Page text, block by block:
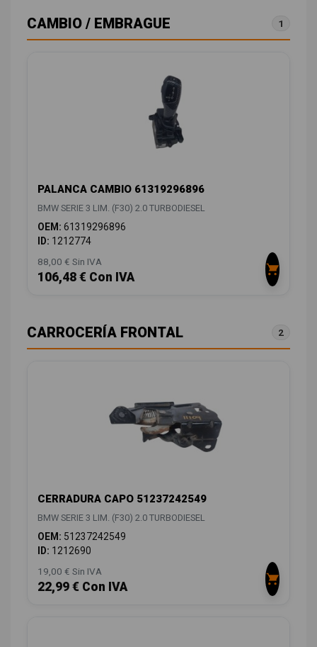
CAMBIO / EMBRAGUE 1
PALANCA CAMBIO 61319296896
BMW SERIE 3 LIM. (F30) 2.0 TURBODIESEL
OEM: 61319296896
ID: 1212774
88,00 € Sin IVA
106,48 € Con IVA
CARROCERÍA FRONTAL 2
CERRADURA CAPO 51237242549
BMW SERIE 3 LIM. (F30) 2.0 TURBODIESEL
OEM: 51237242549
ID: 1212690
19,00 € Sin IVA
22,99 € Con IVA